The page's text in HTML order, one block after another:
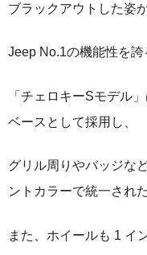
ブラックアウトした姿
Jeep No.1の機能性を誇
「チェロキーSモデル
ベースとして採用し、
グリル周りやバッジな
ントカラーで統一され
また、ホイールも 1 イ